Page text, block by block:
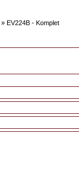
» EV224B - Komplet